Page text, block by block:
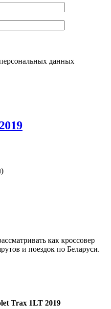
данных
как кроссовер
и поездок по Беларуси.
Trax 1LT 2019